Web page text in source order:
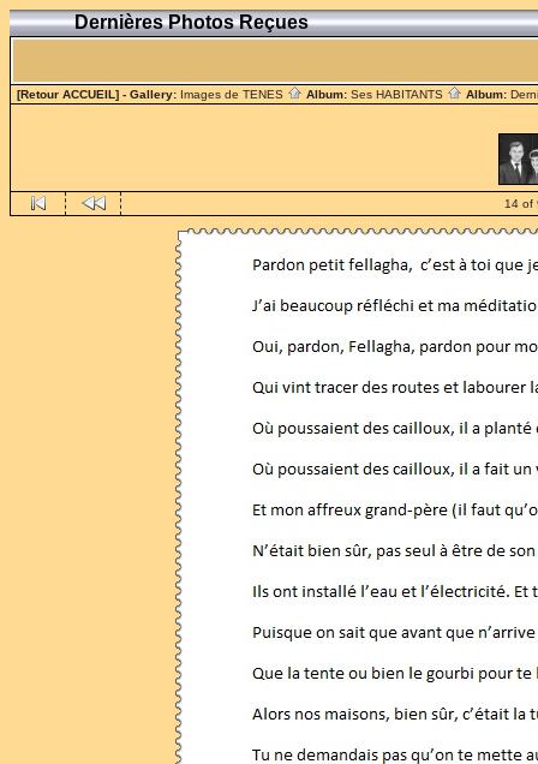
Dernières Photos Reçues
[Retour ACCUEIL] - Gallery: Images de TENES Album: Ses HABITANTS Album:
14 of